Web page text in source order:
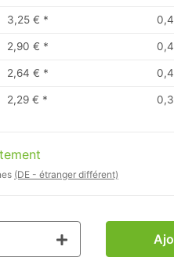
3,25 € *
2,90 € *
2,64 € *
2,29 € *
(DE - étranger différent)